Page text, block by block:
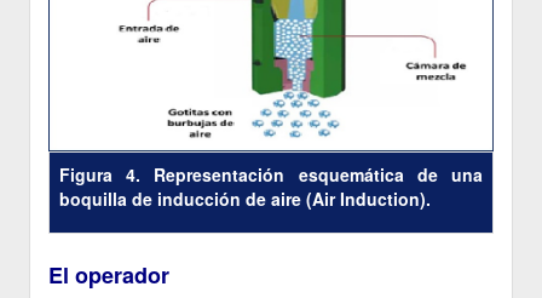
Figura 4. Representación esquemática de una
boquilla de inducción de aire (Air Induction).
El operador